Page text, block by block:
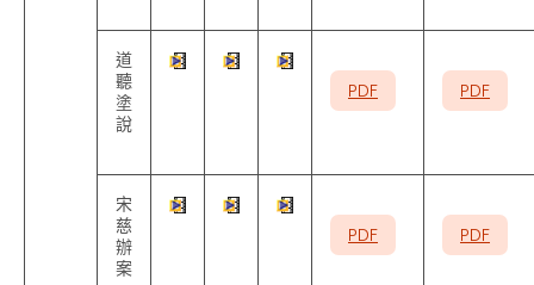
道
聽
塗
說
PDF PDF
宋
慈
辦
案
PDF PDF